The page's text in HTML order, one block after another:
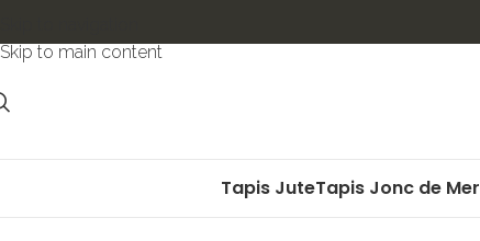
Skip to main content
Tapis JuteTapis Jonc de Mer